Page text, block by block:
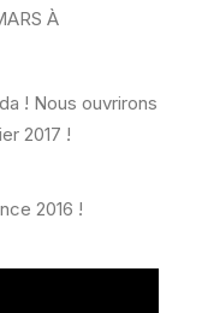
À
! Nous ouvrirons
2017 !
2016 !